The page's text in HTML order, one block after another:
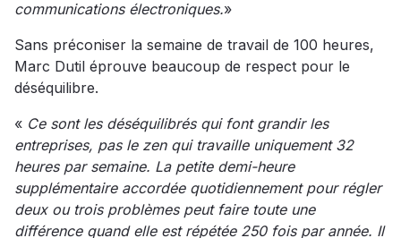
communications électroniques.»
Sans préconiser la semaine de travail de 100 heures,
Marc Dutil éprouve beaucoup de respect pour le
déséquilibre.
« Ce sont les déséquilibrés qui font grandir les
entreprises, pas le zen qui travaille uniquement 32
heures par semaine. La petite demi-heure
supplémentaire accordée quotidiennement pour régler
deux ou trois problèmes peut faire toute une
différence quand elle est répétée 250 fois par année. Il